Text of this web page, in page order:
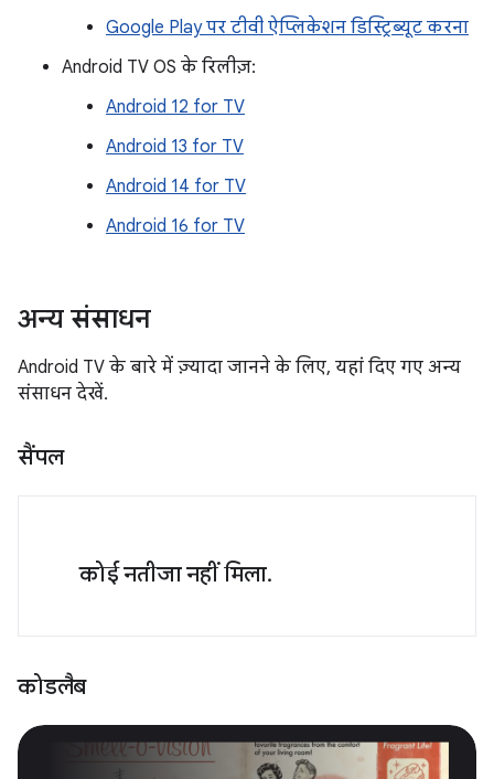
Google Play पर टीवी ऐप्लिकेशन डिस्ट्रिब्यूट करना
Android TV OS के रिलीज़:
Android 12 for TV
Android 13 for TV
Android 14 for TV
Android 16 for TV
अन्य संसाधन
Android TV के बारे में ज़्यादा जानने के लिए, यहां दिए गए अन्य
संसाधन देखें.
सैंपल
कोई नतीजा नहीं मिला.
कोडलैब